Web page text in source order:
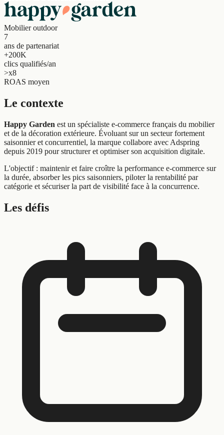
Mobilier outdoor
7
ans de partenariat
+200K
clics qualifiés/an
>x8
ROAS moyen
Le contexte
Happy Garden est un spécialiste e-commerce français du mobilier
et de la décoration extérieure. Évoluant sur un secteur fortement
saisonnier et concurrentiel, la marque collabore avec Adspring
depuis 2019 pour structurer et optimiser son acquisition digitale.
L'objectif : maintenir et faire croître la performance e-commerce sur
la durée, absorber les pics saisonniers, piloter la rentabilité par
catégorie et sécuriser la part de visibilité face à la concurrence.
Les défis